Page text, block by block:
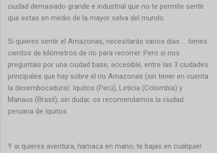
ciudad demasiado grande e industrial que no te permite sentir
que estas en medio de la mayor selva del mundo.
Si quieres sentir el Amazonas, necesitarás varios días ... tienes
cientos de kilómetros de río para recorrer. Pero si nos
preguntais por una ciudad base, accesible, entre las 3 ciudades
principales que hay sobre el río Amazonas (sin tener en cuenta
la desembocadura): Iquitos (Perú), Leticia (Colombia) y
Manaus (Brasil), sin dudar, os recomendamos la ciudad
peruana de Iquitos.
Y si quieres aventura, hamaca en mano, te bajas en cualquier